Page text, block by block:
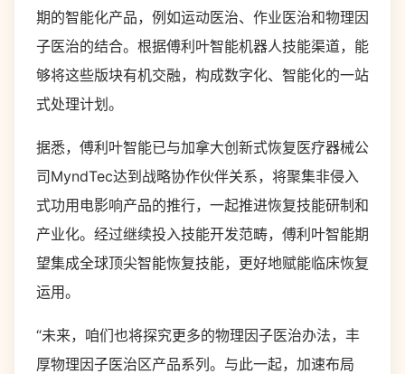
期的智能化产品，例如运动医治、作业医治和物理因
子医治的结合。根据傅利叶智能机器人技能渠道，能
够将这些版块有机交融，构成数字化、智能化的一站
式处理计划。
据悉，傅利叶智能已与加拿大创新式恢复医疗器械公
司MyndTec达到战略协作伙伴关系，将聚集非侵入
式功用电影响产品的推行，一起推进恢复技能研制和
产业化。经过继续投入技能开发范畴，傅利叶智能期
望集成全球顶尖智能恢复技能，更好地赋能临床恢复
运用。
“未来，咱们也将探究更多的物理因子医治办法，丰
厚物理因子医治区产品系列。与此一起，加速布局